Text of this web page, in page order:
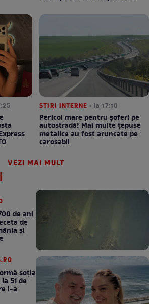
STIRI INTERNE • la 17:10
Pericol mare pentru șoferi pe
autostradă! Mai multe țepuse
metalice au fost aruncate pe
carosabil
VEZI MAI MULT
de ani
de
şi
soţia
51 de
l-a